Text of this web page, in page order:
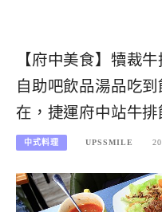
【府中美食】犢裁
自助吧飲品湯品吃
在，捷運府中站牛
中式料理 UPSSMILE